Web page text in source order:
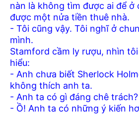
nàn là không tìm được ai để ở
được một nửa tiền thuê nhà.
- Tôi cũng vậy. Tôi nghĩ ở
mình.
Stamford cầm ly rượu, nhìn
hiểu:
- Anh chưa biết Sherlock
không thích anh ta.
- Anh ta có gì đáng chê trách?
- Ồ! Anh ta có những ý kiến